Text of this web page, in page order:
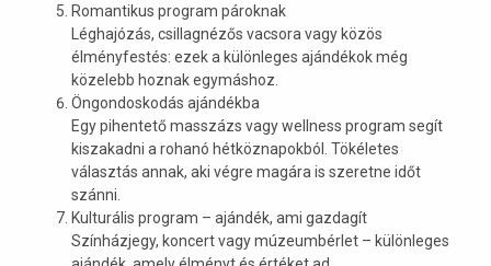
Romantikus program pároknak
Léghajózás, csillagnézős vacsora vagy közös
élményfestés: ezek a különleges ajándékok még
közelebb hoznak egymáshoz.
Öngondoskodás ajándékba
Egy pihentető masszázs vagy wellness program segít
kiszakadni a rohanó hétköznapokból. Tökéletes
választás annak, aki végre magára is szeretne időt
szánni.
Kulturális program – ajándék, ami gazdagít
Színházjegy, koncert vagy múzeumbérlet – különleges